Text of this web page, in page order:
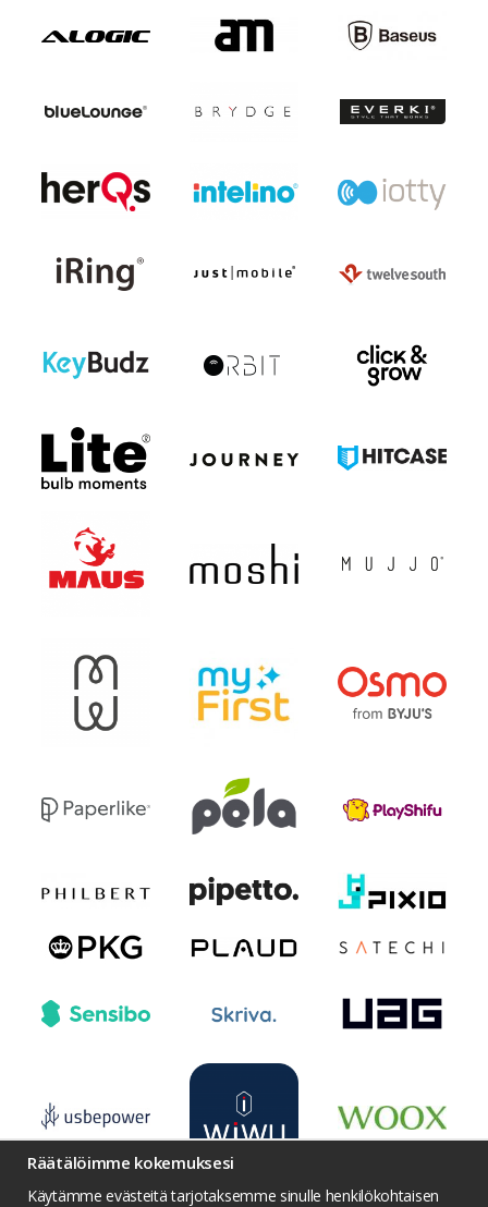
Räätälöimme kokemuksesi
Käytämme evästeitä tarjotaksemme sinulle henkilökohtaisen